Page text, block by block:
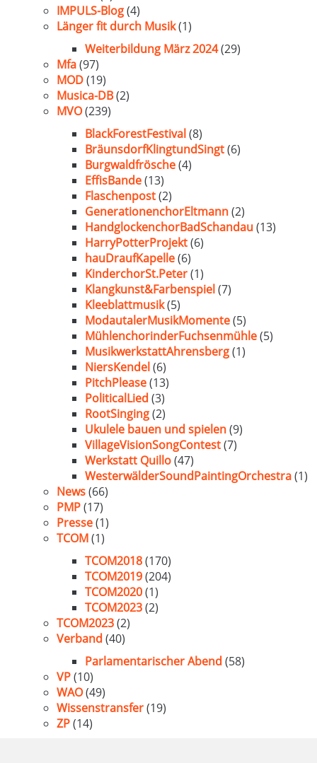
IMPULS-Blog(4)
Länger fit durch Musik(1)
Weiterbildung März 2024(29)
Mfa(97)
MOD(19)
Musica-DB(2)
MVO(239)
BlackForestFestival(8)
BräunsdorfKlingtundSingt(6)
Burgwaldfrösche(4)
EffisBande(13)
Flaschenpost(2)
GenerationenchorEltmann(2)
HandglockenchorBadSchandau(13)
HarryPotterProjekt(6)
hauDraufKapelle(6)
KinderchorSt.Peter(1)
Klangkunst&Farbenspiel(7)
Kleeblattmusik(5)
ModautalerMusikMomente(5)
MühlenchorinderFuchsenmühle(5)
MusikwerkstattAhrensberg(1)
NiersKendel(6)
PitchPlease(13)
PoliticalLied (3)
RootSinging(2)
Ukulele bauen und spielen(9)
VillageVisionSongContest(7)
Werkstatt Quillo(47)
WesterwälderSoundPaintingOrchestra(1)
News(66)
PMP(17)
Presse(1)
TCOM(1)
TCOM2018(170)
TCOM2019(204)
TCOM2020(1)
TCOM2023(2)
TCOM2023(2)
Verband (40)
Parlamentarischer Abend (58)
VP(10)
WAO(49)
Wissenstransfer(19)
ZP(14)